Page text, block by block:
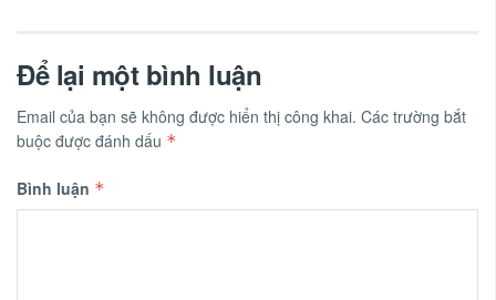
Để lại một bình luận
Email của bạn sẽ không được hiển thị công khai. Các trường bắt
buộc được đánh dấu *
Bình luận *